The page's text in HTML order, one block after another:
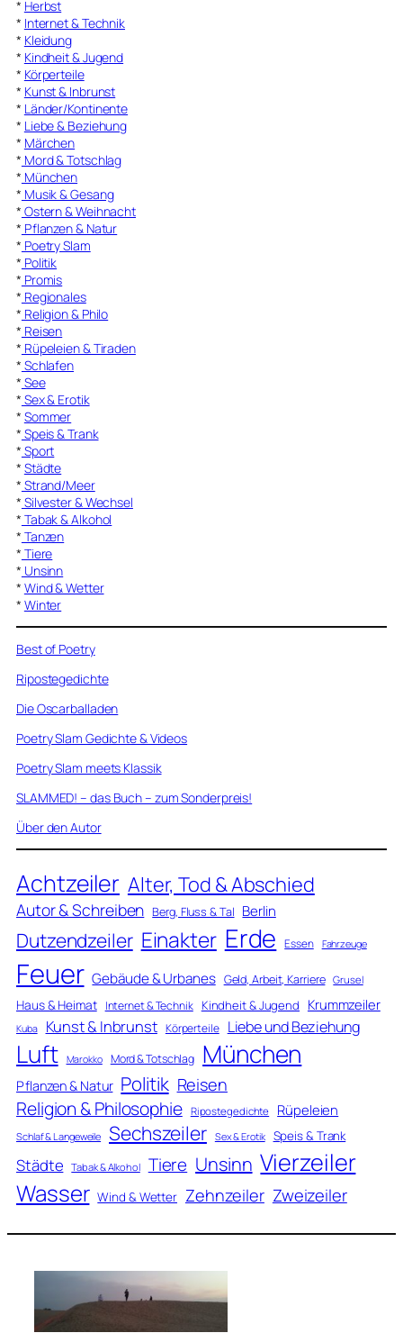
* Herbst
* Internet & Technik
* Kleidung
* Kindheit & Jugend
* Körperteile
* Kunst & Inbrunst
* Länder/Kontinente
* Liebe & Beziehung
* Märchen
* Mord & Totschlag
* München
* Musik & Gesang
* Ostern & Weihnacht
* Pflanzen & Natur
* Poetry Slam
* Politik
* Promis
* Regionales
* Religion & Philo
* Reisen
* Rüpeleien & Tiraden
* Schlafen
* See
* Sex & Erotik
* Sommer
* Speis & Trank
* Sport
* Städte
* Strand/Meer
* Silvester & Wechsel
* Tabak & Alkohol
* Tanzen
* Tiere
* Unsinn
* Wind & Wetter
* Winter
Best of Poetry
Ripostegedichte
Die Oscarballaden
Poetry Slam Gedichte & Videos
Poetry Slam meets Klassik
SLAMMED! – das Buch – zum Sonderpreis!
Über den Autor
Achtzeiler Alter, Tod & Abschied
Autor & Schreiben Berg, Fluss & Tal Berlin
Dutzendzeiler Einakter Erde Essen Fahrzeuge
Feuer Gebäude & Urbanes Geld, Arbeit, Karriere Grusel
Haus & Heimat Internet & Technik Kindheit & Jugend Krummzeiler
Kuba Kunst & Inbrunst Körperteile Liebe und Beziehung
Luft Marokko Mord & Totschlag München
Pflanzen & Natur Politik Reisen
Religion & Philosophie Ripostegedichte Rüpeleien
Schlaf & Langeweile Sechszeiler Sex & Erotik Speis & Trank
Städte Tabak & Alkohol Tiere Unsinn Vierzeiler
Wasser Wind & Wetter Zehnzeiler Zweizeiler